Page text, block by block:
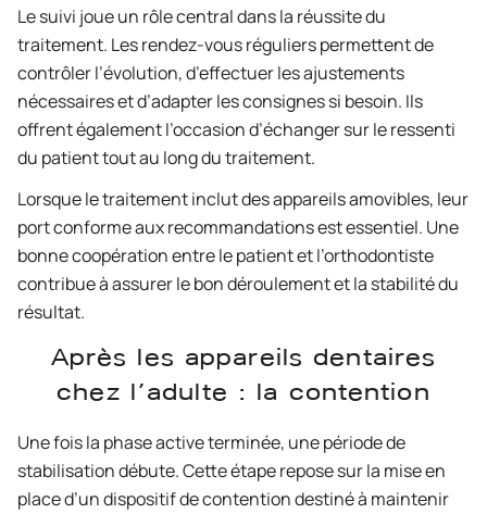
Le suivi joue un rôle central dans la réussite du
traitement. Les rendez-vous réguliers permettent de
contrôler l’évolution, d’effectuer les ajustements
nécessaires et d’adapter les consignes si besoin. Ils
offrent également l’occasion d’échanger sur le ressenti
du patient tout au long du traitement.
Lorsque le traitement inclut des appareils amovibles, leur
port conforme aux recommandations est essentiel. Une
bonne coopération entre le patient et l’orthodontiste
contribue à assurer le bon déroulement et la stabilité du
résultat.
Après les appareils dentaires
chez l’adulte : la contention
Une fois la phase active terminée, une période de
stabilisation débute. Cette étape repose sur la mise en
place d’un dispositif de contention destiné à maintenir